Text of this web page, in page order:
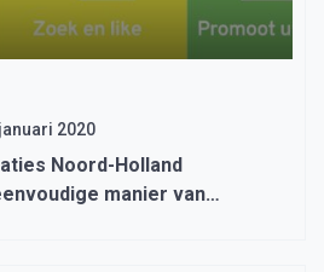
2020
Noord-Holland
manier van